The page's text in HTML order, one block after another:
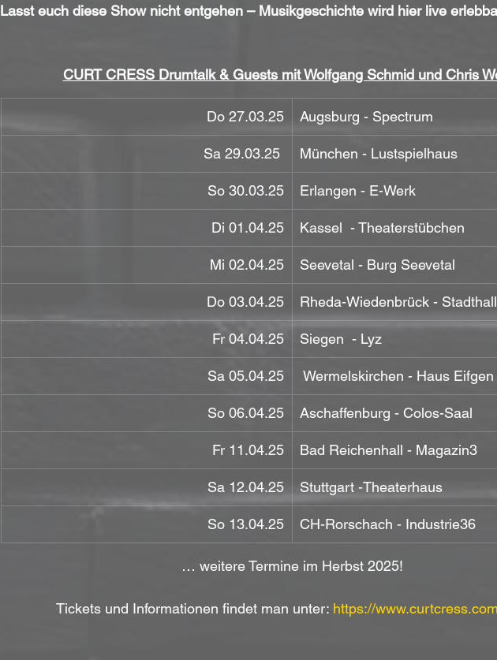
Lasst euch diese Show nicht entgehen – Musikgeschichte wird hier live
CURT CRESS Drumtalk & Guests mit Wolfgang Schmid und Chris
Do 27.03.25 Augsburg - Spectrum
Sa 29.03.25 München - Lustspielhaus
So 30.03.25 Erlangen - E-Werk
Di 01.04.25 Kassel  - Theaterstübchen
Mi 02.04.25 Seevetal - Burg Seevetal
Do 03.04.25 Rheda-Wiedenbrück -
Fr 04.04.25 Siegen  - Lyz
Sa 05.04.25 Wermelskirchen - Haus Eifgen
So 06.04.25 Aschaffenburg - Colos-Saal
Fr 11.04.25 Bad Reichenhall - Magazin3
Sa 12.04.25 Stuttgart -Theaterhaus
So 13.04.25 CH-Rorschach - Industrie36
… weitere Termine im Herbst 2025!
Tickets und Informationen findet man unter: https://